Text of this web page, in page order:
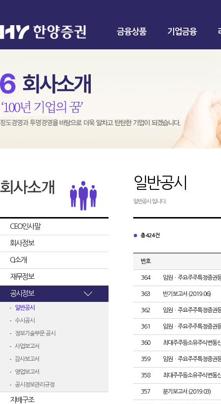
금융상품 기업금융
CEO인사말
회사정보
CI소개
재무정보
공시정보
일반공시
수시공시
정보기술부문 공시
사업보고서
감사보고서
영업보고서
공시정보관리규정
지배구조
일반공시
일반공시 입니다.
총 424건
번호
364 임원ㆍ주요주주특정증권
363 반기보고서 (2019.06)
362 임원ㆍ주요주주특정증권
361 임원ㆍ주요주주특정증권
360 최대주주등소유주식변동
359 임원ㆍ주요주주특정증권
358 최대주주등소유주식변동
357 분기보고서 (2019.03)